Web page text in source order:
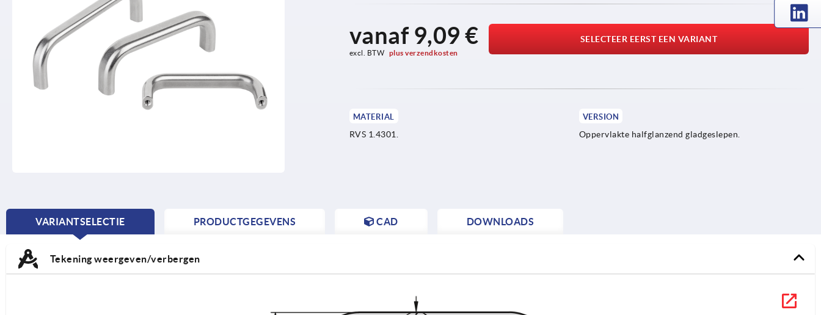
vanaf 9,09 €
excl. BTW plus verzendkosten
SELECTEER EERST EEN VARIANT
MATERIAL
RVS 1.4301.
VERSION
Oppervlakte halfglanzend gladgeslepen.
VARIANTSELECTIE
CURRENT
PRODUCTGEGEVENS CAD DOWNLOADS
Tekening weergeven/verbergen